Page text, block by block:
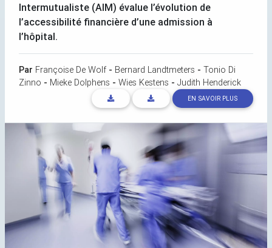
Intermutualiste (AIM) évalue l’évolution de
l’accessibilité financière d’une admission à
l’hôpital.
Par Françoise De Wolf- Bernard Landtmeters - Tonio Di
Zinno - Mieke Dolphens - Wies Kestens - Judith Henderick
EN SAVOIR PLUS